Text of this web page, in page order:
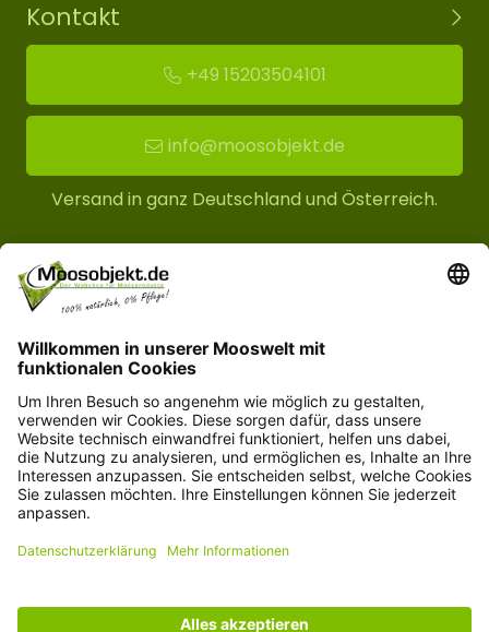
Kontakt
+49 15203504101
info@moosobjekt.de
Versand in ganz Deutschland und Österreich.
Kundenservice
Informationen
© Copyright 2026 moosobjekt.de